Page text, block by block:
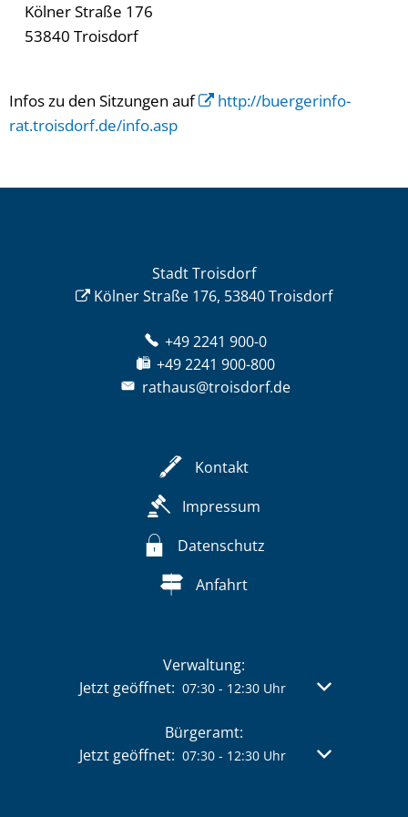
Kölner Straße 176
53840 Troisdorf
Infos zu den Sitzungen auf
http://buergerinfo-
rat.troisdorf.de/info.asp
Stadt Troisdorf
Kölner Straße 176, 53840 Troisdorf
+49 2241 900-0
+49 2241 900-800
rathaus@troisdorf.de
Kontakt
Impressum
Datenschutz
Anfahrt
Verwaltung:
Klicken, um weitere Öffnungs- oder
Jetzt geöffnet: 07:30- 12:30Uhr Von 07:30
Bürgeramt:
Klicken, um weitere Öffnungs- oder
Jetzt geöffnet: 07:30- 12:30Uhr Von 07:30